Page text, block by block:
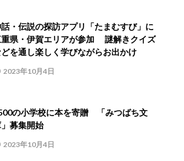
・伝説の探訪アプリ「たまむすび」に
重県・伊賀エリアが参加 謎解きクイズ
を通し楽しく学びながらお出かけ
2023年10月4日
の小学校に本を寄贈 「みつばち文
」募集開始
2023年10月4日